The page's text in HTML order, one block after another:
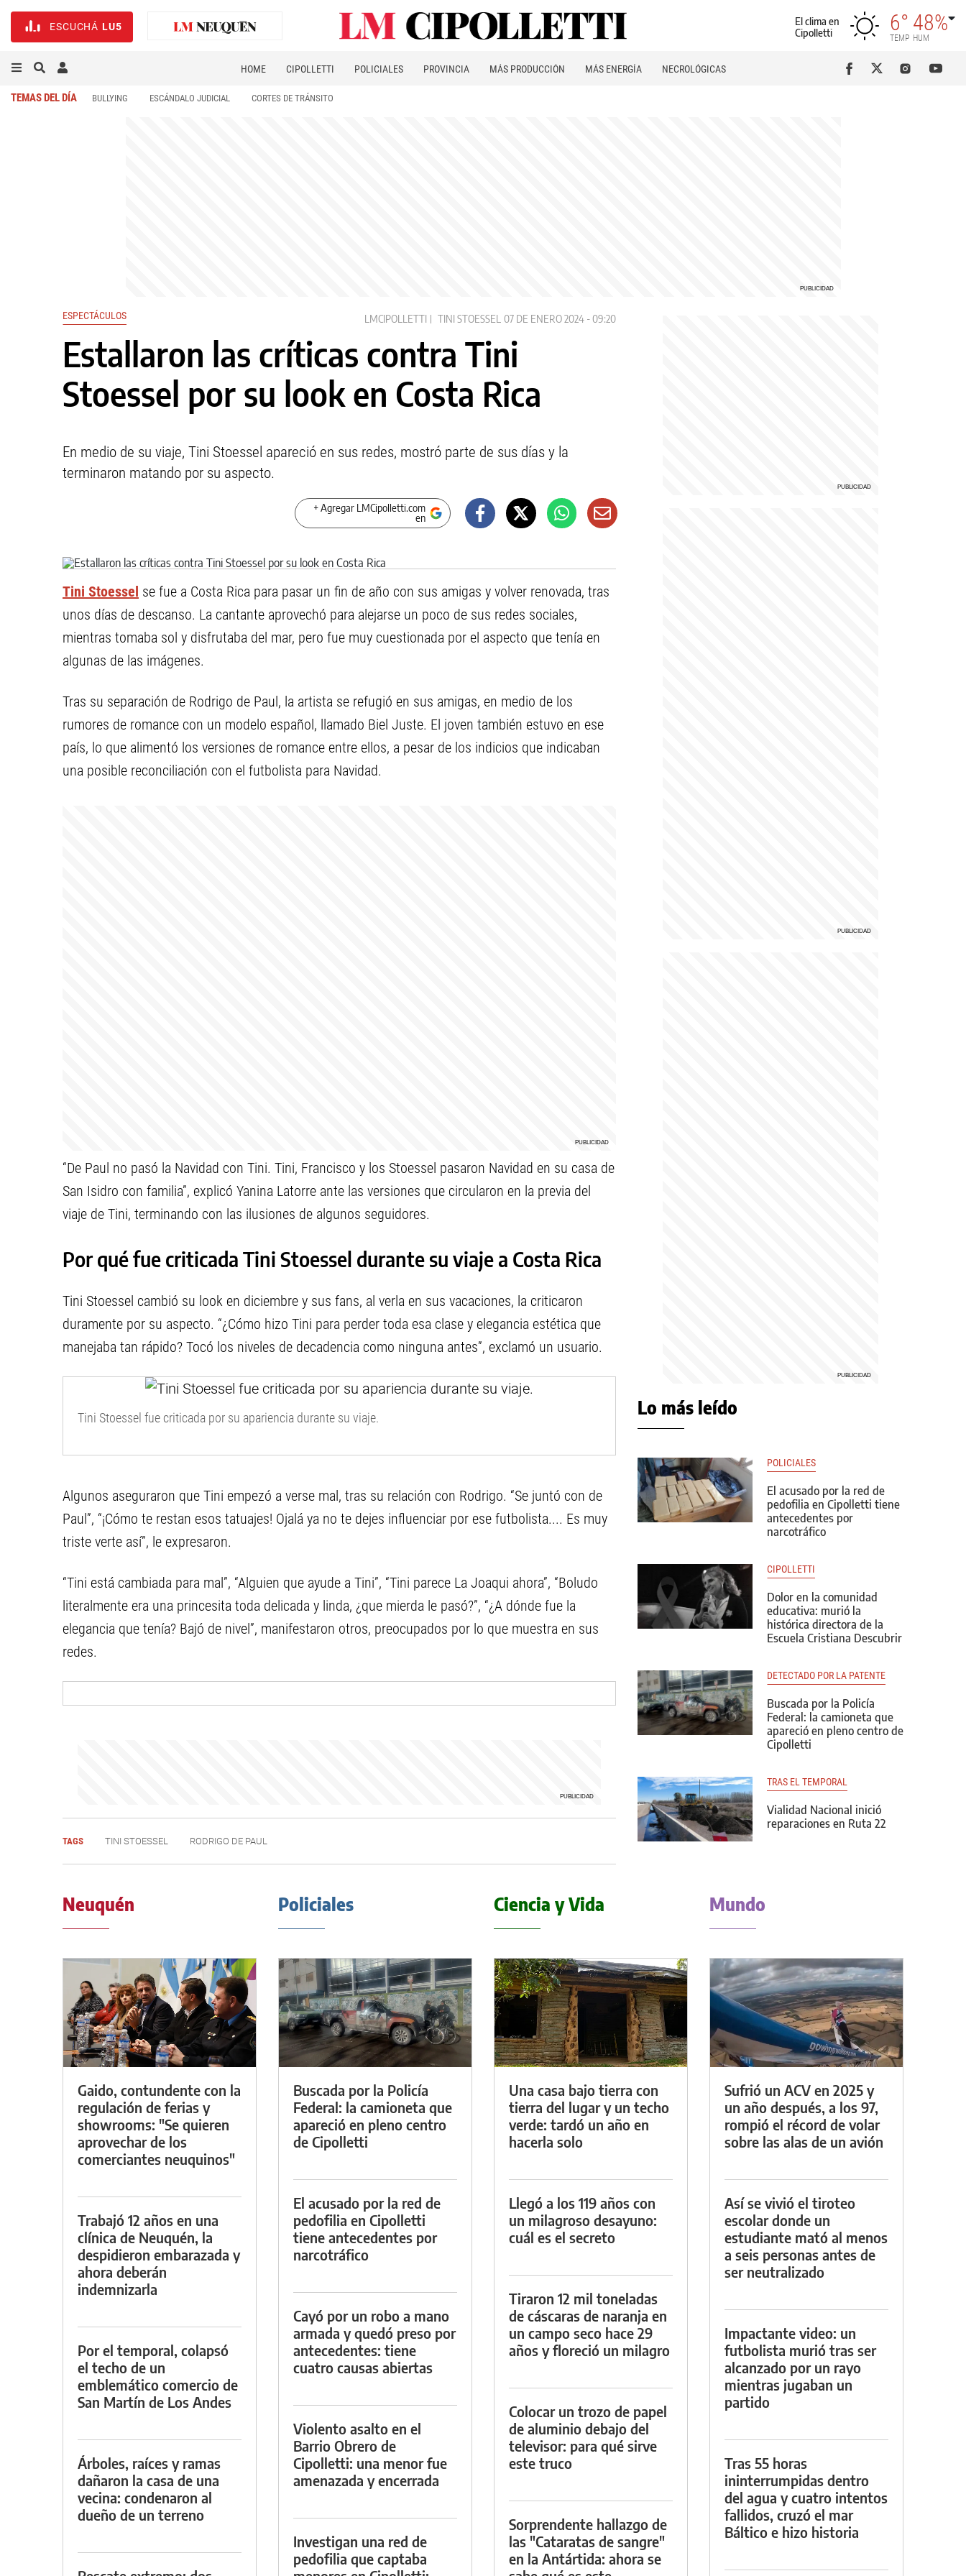
ESCUCHÁ LU5
El clima en
Cipolletti
6°
TEMP
48%
HUM
HOME CIPOLLETTI POLICIALES PROVINCIA MÁS PRODUCCIÓN MÁS ENERGÍA NECROLÓGICAS
TEMAS DEL DÍA BULLYING ESCÁNDALO JUDICIAL CORTES DE TRÁNSITO
ESPECTÁCULOS LMCIPOLLETTI TINI STOESSEL 07 DE ENERO 2024 - 09:20
Estallaron las críticas contra Tini
Stoessel por su look en Costa Rica
En medio de su viaje, Tini Stoessel apareció en sus redes, mostró parte de sus días y la
terminaron matando por su aspecto.
+ Agregar LMCipolletti.com
en
Tini Stoessel se fue a Costa Rica para pasar un fin de año con sus amigas y volver renovada, tras
unos días de descanso. La cantante aprovechó para alejarse un poco de sus redes sociales,
mientras tomaba sol y disfrutaba del mar, pero fue muy cuestionada por el aspecto que tenía en
algunas de las imágenes.
Tras su separación de Rodrigo de Paul, la artista se refugió en sus amigas, en medio de los
rumores de romance con un modelo español, llamado Biel Juste. El joven también estuvo en ese
país, lo que alimentó los versiones de romance entre ellos, a pesar de los indicios que indicaban
una posible reconciliación con el futbolista para Navidad.
“De Paul no pasó la Navidad con Tini. Tini, Francisco y los Stoessel pasaron Navidad en su casa de
San Isidro con familia”, explicó Yanina Latorre ante las versiones que circularon en la previa del
viaje de Tini, terminando con las ilusiones de algunos seguidores.
Por qué fue criticada Tini Stoessel durante su viaje a Costa Rica
Tini Stoessel cambió su look en diciembre y sus fans, al verla en sus vacaciones, la criticaron
duramente por su aspecto. “¿Cómo hizo Tini para perder toda esa clase y elegancia estética que
manejaba tan rápido? Tocó los niveles de decadencia como ninguna antes”, exclamó un usuario.
Tini Stoessel fue criticada por su apariencia durante su viaje.
Algunos aseguraron que Tini empezó a verse mal, tras su relación con Rodrigo. “Se juntó con de
Paul”, “¡Cómo te restan esos tatuajes! Ojalá ya no te dejes influenciar por ese futbolista.... Es muy
triste verte así”, le expresaron.
“Tini está cambiada para mal”, “Alguien que ayude a Tini”, “Tini parece La Joaqui ahora”, “Boludo
literalmente era una princesita toda delicada y linda, ¿que mierda le pasó?”, “¿A dónde fue la
elegancia que tenía? Bajó de nivel”, manifestaron otros, preocupados por lo que muestra en sus
redes.
TAGS TINI STOESSEL RODRIGO DE PAUL
Lo más leído
POLICIALES
El acusado por la red de
pedofilia en Cipolletti tiene
antecedentes por
narcotráfico
CIPOLLETTI
Dolor en la comunidad
educativa: murió la
histórica directora de la
Escuela Cristiana Descubrir
DETECTADO POR LA PATENTE
Buscada por la Policía
Federal: la camioneta que
apareció en pleno centro de
Cipolletti
TRAS EL TEMPORAL
Vialidad Nacional inició
reparaciones en Ruta 22
Neuquén
Gaido, contundente con la
regulación de ferias y
showrooms: "Se quieren
aprovechar de los
comerciantes neuquinos"
Trabajó 12 años en una
clínica de Neuquén, la
despidieron embarazada y
ahora deberán
indemnizarla
Por el temporal, colapsó
el techo de un
emblemático comercio de
San Martín de Los Andes
Árboles, raíces y ramas
dañaron la casa de una
vecina: condenaron al
dueño de un terreno
Policiales
Buscada por la Policía
Federal: la camioneta que
apareció en pleno centro
de Cipolletti
El acusado por la red de
pedofilia en Cipolletti
tiene antecedentes por
narcotráfico
Cayó por un robo a mano
armada y quedó preso por
antecedentes: tiene
cuatro causas abiertas
Violento asalto en el
Barrio Obrero de
Cipolletti: una menor fue
amenazada y encerrada
Investigan una red de
pedofilia que captaba
Ciencia y Vida
Una casa bajo tierra con
tierra del lugar y un techo
verde: tardó un año en
hacerla solo
Llegó a los 119 años con
un milagroso desayuno:
cuál es el secreto
Tiraron 12 mil toneladas
de cáscaras de naranja en
un campo seco hace 29
años y floreció un milagro
Colocar un trozo de papel
de aluminio debajo del
televisor: para qué sirve
este truco
Sorprendente hallazgo de
las "Cataratas de sangre"
en la Antártida: ahora se
Mundo
Sufrió un ACV en 2025 y
un año después, a los 97,
rompió el récord de volar
sobre las alas de un avión
Así se vivió el tiroteo
escolar donde un
estudiante mató al menos
a seis personas antes de
ser neutralizado
Impactante video: un
futbolista murió tras ser
alcanzado por un rayo
mientras jugaban un
partido
Tras 55 horas
ininterrumpidas dentro
del agua y cuatro intentos
fallidos, cruzó el mar
Báltico e hizo historia